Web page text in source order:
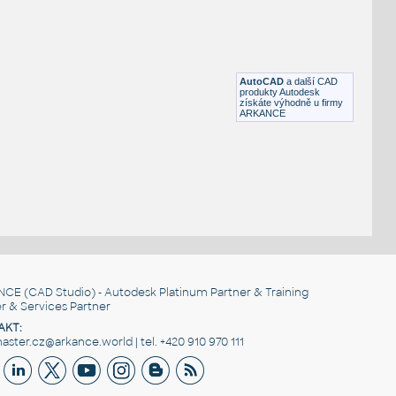
AutoCAD a další CAD
produkty Autodesk
získáte výhodně u firmy
ARKANCE
(CAD Studio) - Autodesk Platinum Partner & Training
& Services Partner
| tel. +420 910 970 111